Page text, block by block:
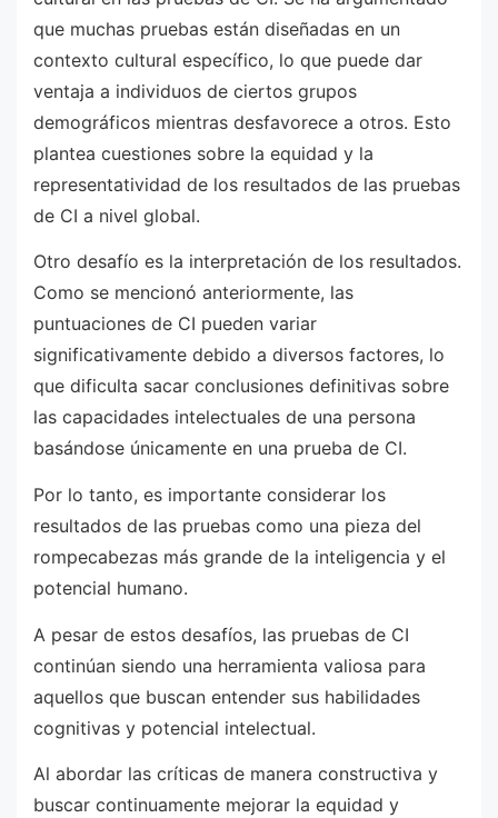
que muchas pruebas están diseñadas en un
contexto cultural específico, lo que puede dar
ventaja a individuos de ciertos grupos
demográficos mientras desfavorece a otros. Esto
plantea cuestiones sobre la equidad y la
representatividad de los resultados de las pruebas
de CI a nivel global.
Otro desafío es la interpretación de los resultados.
Como se mencionó anteriormente, las
puntuaciones de CI pueden variar
significativamente debido a diversos factores, lo
que dificulta sacar conclusiones definitivas sobre
las capacidades intelectuales de una persona
basándose únicamente en una prueba de CI.
Por lo tanto, es importante considerar los
resultados de las pruebas como una pieza del
rompecabezas más grande de la inteligencia y el
potencial humano.
A pesar de estos desafíos, las pruebas de CI
continúan siendo una herramienta valiosa para
aquellos que buscan entender sus habilidades
cognitivas y potencial intelectual.
Al abordar las críticas de manera constructiva y
buscar continuamente mejorar la equidad y